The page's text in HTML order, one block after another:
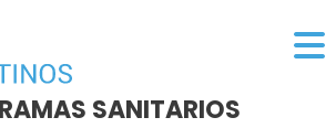
SANITARIOS